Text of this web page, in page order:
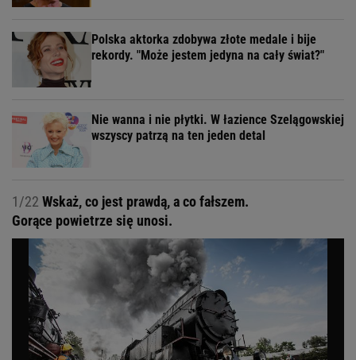
Polska aktorka zdobywa złote medale i bije
rekordy. "Może jestem jedyna na cały świat?"
Nie wanna i nie płytki. W łazience Szelągowskiej
wszyscy patrzą na ten jeden detal
1/22 Wskaż, co jest prawdą, a co fałszem.
Gorące powietrze się unosi.